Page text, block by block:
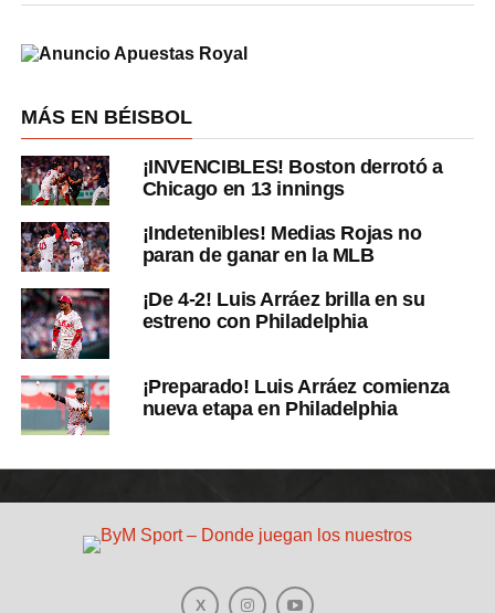
MÁS EN BÉISBOL
¡INVENCIBLES! Boston derrotó a
Chicago en 13 innings
¡Indetenibles! Medias Rojas no
paran de ganar en la MLB
¡De 4-2! Luis Arráez brilla en su
estreno con Philadelphia
¡Preparado! Luis Arráez comienza
nueva etapa en Philadelphia